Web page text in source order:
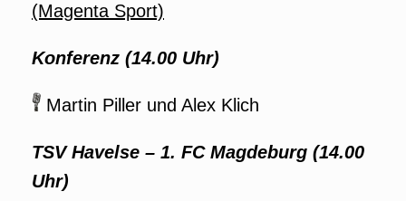
(Magenta Sport)
Konferenz (14.00 Uhr)
Martin Piller und Alex Klich
TSV Havelse – 1. FC Magdeburg (14.00
Uhr)